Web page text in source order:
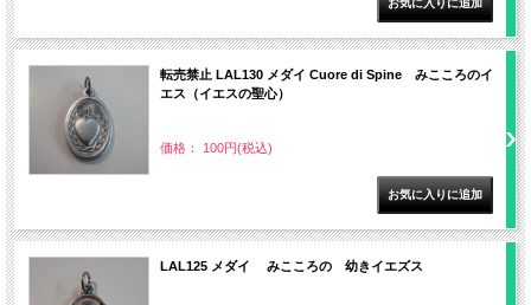
転売禁止 LAL130 メダイ Cuore di Spine みこころのイ
エス（イエスの聖心）
価格： 100円(税込)
LAL125 メダイ みこころの 幼きイエズス